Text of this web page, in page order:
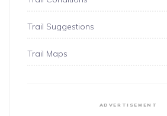
Trail Suggestions
Trail Maps
ADVERTISEMENT